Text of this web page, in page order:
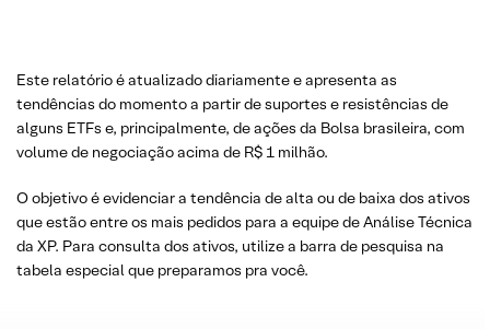
Este relatório é atualizado diariamente e apresenta as
tendências do momento a partir de suportes e resistências de
alguns ETFs e, principalmente, de ações da Bolsa brasileira, com
volume de negociação acima de R$ 1 milhão.
O objetivo é evidenciar a tendência de alta ou de baixa dos ativos
que estão entre os mais pedidos para a equipe de Análise Técnica
da XP. Para consulta dos ativos, utilize a barra de pesquisa na
tabela especial que preparamos pra você.